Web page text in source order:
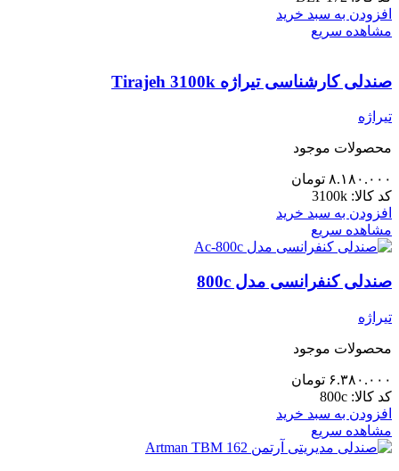
افزودن به سبد خرید
مشاهده سریع
صندلی کارشناسی تیراژه Tirajeh 3100k
تیراژه
محصولات موجود
۸.۱۸۰.۰۰۰ تومان
کد کالا: 3100k
افزودن به سبد خرید
مشاهده سریع
صندلی کنفرانسی مدل 800c
تیراژه
محصولات موجود
۶.۳۸۰.۰۰۰ تومان
کد کالا: 800c
افزودن به سبد خرید
مشاهده سریع